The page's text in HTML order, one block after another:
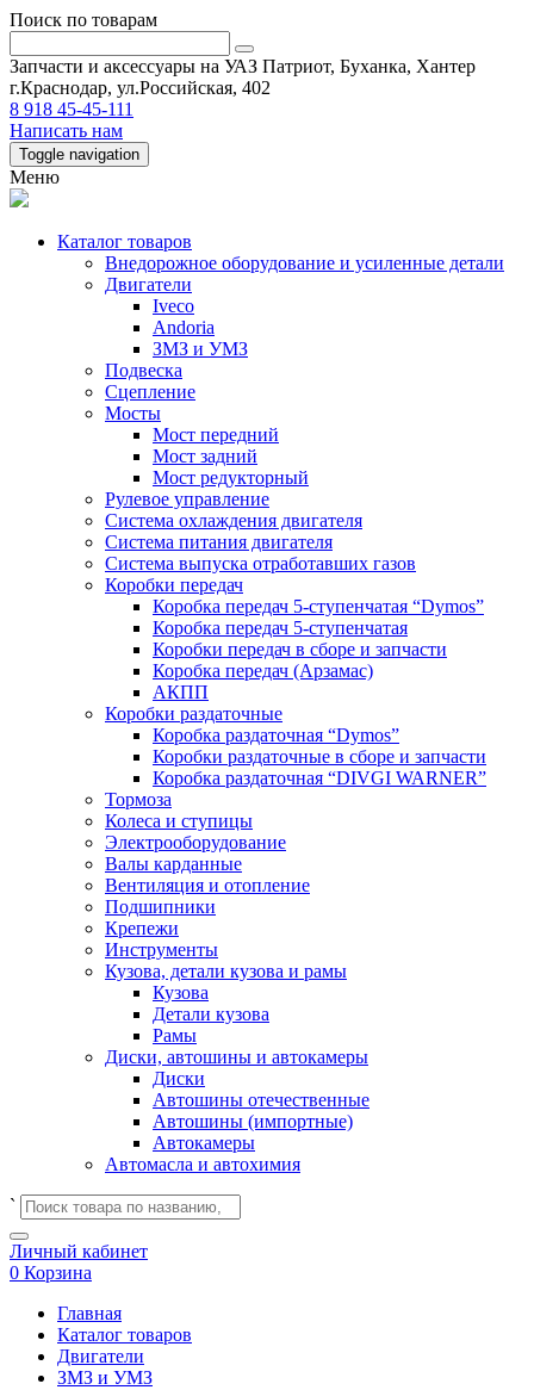
Поиск по товарам
Запчасти и аксессуары на УАЗ Патриот, Буханка, Хантер
г.Краснодар, ул.Российская, 402
8 918 45-45-111
Написать нам
Toggle navigation
Меню
Каталог товаров
Внедорожное оборудование и усиленные детали
Двигатели
Iveco
Andoria
ЗМЗ и УМЗ
Подвеска
Сцепление
Мосты
Мост передний
Мост задний
Мост редукторный
Рулевое управление
Система охлаждения двигателя
Система питания двигателя
Система выпуска отработавших газов
Коробки передач
Коробка передач 5-ступенчатая “Dymos”
Коробка передач 5-ступенчатая
Коробки передач в сборе и запчасти
Коробка передач (Арзамас)
АКПП
Коробки раздаточные
Коробка раздаточная “Dymos”
Коробки раздаточные в сборе и запчасти
Коробка раздаточная “DIVGI WARNER”
Тормоза
Колеса и ступицы
Электрооборудование
Валы карданные
Вентиляция и отопление
Подшипники
Крепежи
Инструменты
Кузова, детали кузова и рамы
Кузова
Детали кузова
Рамы
Диски, автошины и автокамеры
Диски
Автошины отечественные
Автошины (импортные)
Автокамеры
Автомасла и автохимия
`
Личный кабинет
0 Корзина
Главная
Каталог товаров
Двигатели
ЗМЗ и УМЗ